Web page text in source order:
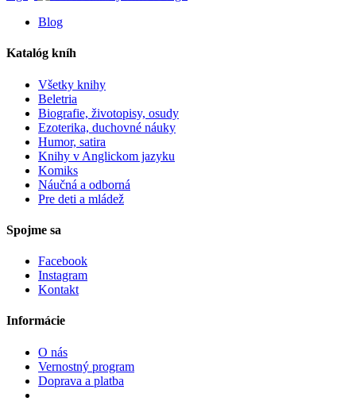
Blog
Katalóg kníh
Všetky knihy
Beletria
Biografie, životopisy, osudy
Ezoterika, duchovné náuky
Humor, satira
Knihy v Anglickom jazyku
Komiks
Náučná a odborná
Pre deti a mládež
Spojme sa
Facebook
Instagram
Kontakt
Informácie
O nás
Vernostný program
Doprava a platba